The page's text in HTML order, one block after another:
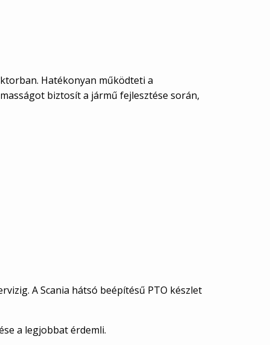
Hatékonyan működteti a
biztosít a jármű fejlesztése során,
A Scania hátsó beépítésű PTO készlet
a legjobbat érdemli.